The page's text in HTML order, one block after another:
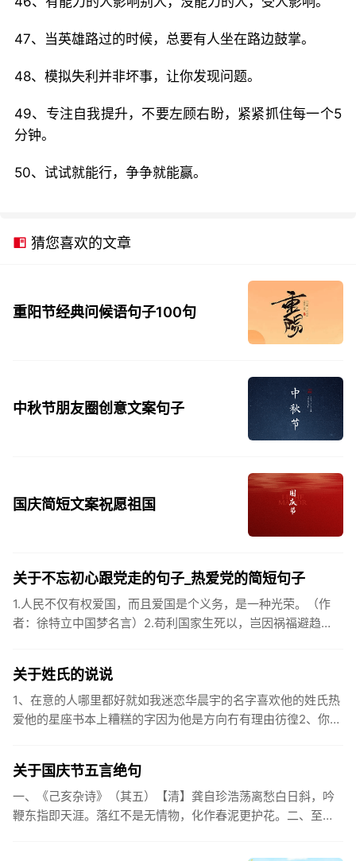
47、当英雄路过的时候，总要有人坐在路边鼓掌。
48、模拟失利并非坏事，让你发现问题。
49、专注自我提升，不要左顾右盼，紧紧抓住每一个5
分钟。
50、试试就能行，争争就能赢。
猜您喜欢的文章
重阳节经典问候语句子100句
中秋节朋友圈创意文案句子
国庆简短文案祝愿祖国
关于不忘初心跟党走的句子_热爱党的简短句子
1.人民不仅有权爱国，而且爱国是个义务，是一种光荣。（作
者：徐特立中国梦名言）2.苟利国家生死以，岂因祸福避趋
关于姓氏的说说
1、在意的人哪里都好就如我迷恋华晨宇的名字喜欢他的姓氏热
爱他的星座书本上糟糕的字因为他是方向冇有理由彷徨2、你的
关于国庆节五言绝句
一、《己亥杂诗》（其五）【清】龚自珍浩荡离愁白日斜，吟
鞭东指即天涯。落红不是无情物，化作春泥更护花。二、至今